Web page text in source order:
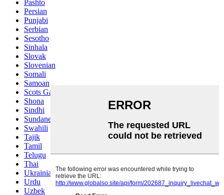
Pashto
Persian
Punjabi
Serbian
Sesotho
Sinhala
Slovak
Slovenian
Somali
Samoan
Scots Gaelic
Shona
Sindhi
Sundanese
Swahili
Tajik
Tamil
Telugu
Thai
Ukrainian
Urdu
Uzbek